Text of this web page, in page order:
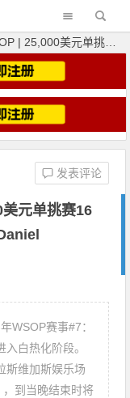
对阵出炉——中国选手丁彪迎Daniel Negreanu
美元单挑赛16
发表评论
WSOP赛事#7：
白热化阶段。
斯维加斯娱乐场
到当晚结束时将